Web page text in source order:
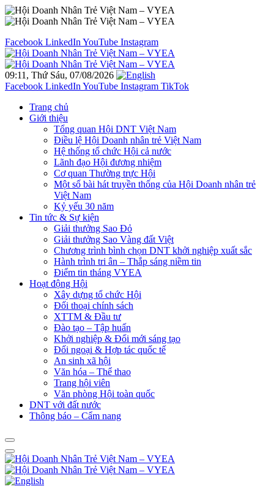
Facebook LinkedIn YouTube Instagram
09:11, Thứ Sáu, 07/08/2026
Facebook LinkedIn YouTube Instagram TikTok
Trang chủ
Giới thiệu
Tổng quan Hội DNT Việt Nam
Điều lệ Hội Doanh nhân trẻ Việt Nam
Hệ thống tổ chức Hội cả nước
Lãnh đạo Hội đương nhiệm
Cơ quan Thường trực Hội
Một số bài hát truyền thống của Hội Doanh nhân trẻ
Việt Nam
Kỷ yếu 30 năm
Tin tức & Sự kiện
Giải thưởng Sao Đỏ
Giải thưởng Sao Vàng đất Việt
Chương trình bình chọn DNT khởi nghiệp xuất sắc
Hành trình tri ân – Thắp sáng niềm tin
Điểm tin tháng VYEA
Hoạt động Hội
Xây dựng tổ chức Hội
Đối thoại chính sách
XTTM & Đầu tư
Đào tạo – Tập huấn
Khởi nghiệp & Đổi mới sáng tạo
Đối ngoại & Hợp tác quốc tế
An sinh xã hội
Văn hóa – Thể thao
Trang hội viên
Văn phòng Hội toàn quốc
DNT với đất nước
Thông báo – Cẩm nang